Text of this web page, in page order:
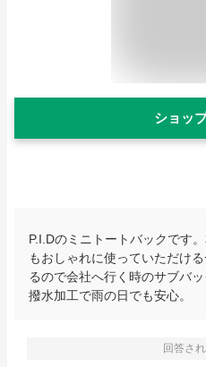
ショッ
P.I.Dのミニトートバックです
もおしゃれに使っていただけ
るので会社へ行く時のサブバ
撥水加工で雨の日でも安心。
回答さ